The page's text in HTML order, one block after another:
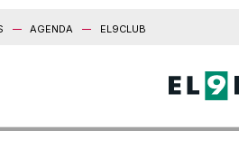
AGENDA EL9CLUB